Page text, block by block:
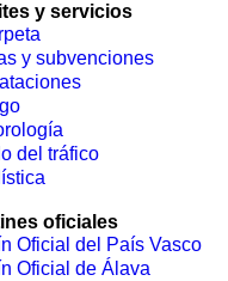
y servicios
y subvenciones
del tráfico
oficiales
Oficial del País Vasco
Oficial de Álava